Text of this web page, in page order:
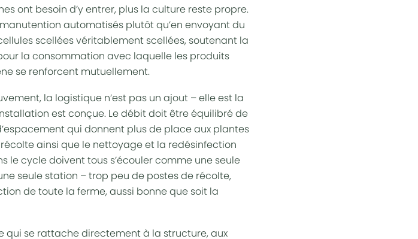
ont besoin d’y entrer, plus la culture reste propre.
automatisés plutôt qu’en envoyant du
scellées véritablement scellées, soutenant la
la consommation avec laquelle les produits
se renforcent mutuellement.
la logistique n’est pas un ajout – elle est la
est conçue. Le débit doit être équilibré de
qui donnent plus de place aux plantes
ainsi que le nettoyage et la redésinfection
le cycle doivent tous s’écouler comme une seule
seule station – trop peu de postes de récolte,
de toute la ferme, aussi bonne que soit la
qui se rattache directement à la structure, aux